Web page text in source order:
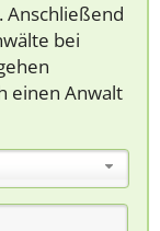
Anschließend
bei
einen Anwalt